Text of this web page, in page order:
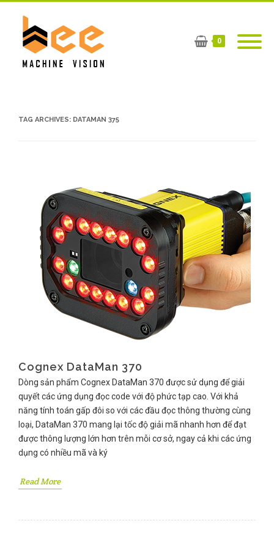
0
TAG ARCHIVES: DATAMAN 375
Cognex DataMan 370
Dòng sản phẩm Cognex DataMan 370 được sử dụng để giải
quyết các ứng dụng đọc code với độ phức tạp cao. Với khả
năng tính toán gấp đôi so với các đầu đọc thông thường cùng
loại, DataMan 370 mang lại tốc độ giải mã nhanh hơn để đạt
được thông lượng lớn hơn trên mỗi cơ sở, ngay cả khi các ứng
dụng có nhiều mã và ký
Read More